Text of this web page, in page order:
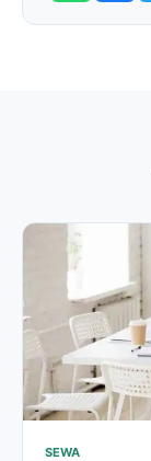
SEWA